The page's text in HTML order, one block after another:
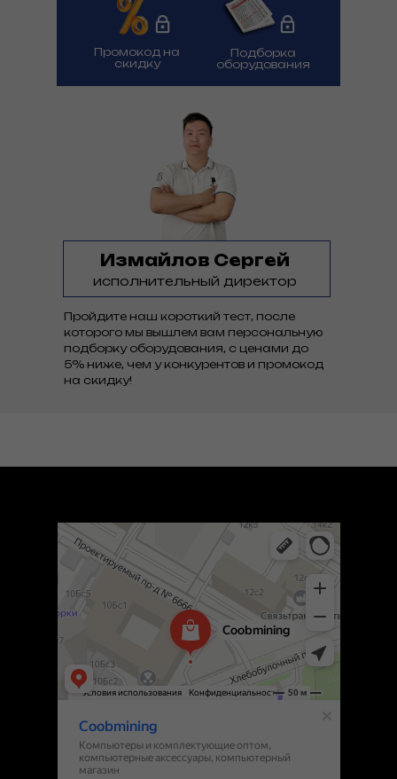
Измайлов Сергей
Пройдите наш короткий тест, после
которого мы вышлем вам персональную
подборку оборудования, с ценами до
5% ниже, чем у конкурентов и промокод
на скидку!
исполнительный директор
Промокод на
скидку
Подборка
оборудования
Компьютеры и комплектующие оптом в Москве
Компьютерные аксессуары в Москве